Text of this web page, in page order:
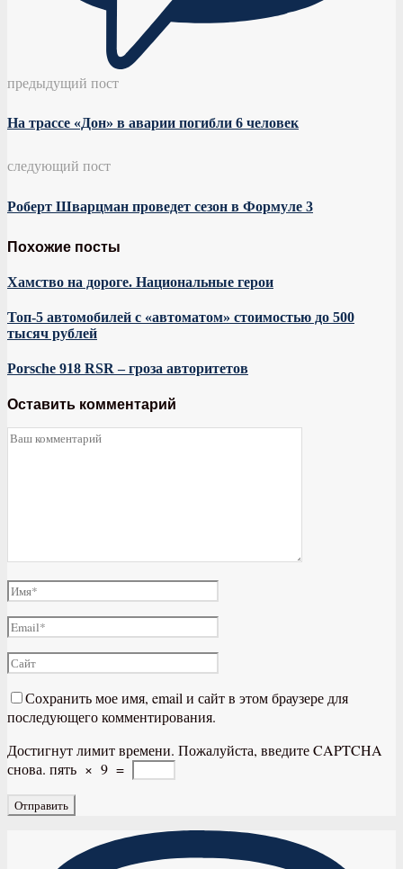
предыдущий пост
На трассе «Дон» в аварии погибли 6 человек
следующий пост
Роберт Шварцман проведет сезон в Формуле 3
Похожие посты
Хамство на дороге. Национальные герои
Топ-5 автомобилей с «автоматом» стоимостью до 500
тысяч рублей
Porsche 918 RSR – гроза авторитетов
Оставить комментарий
Сохранить мое имя, email и сайт в этом браузере для
последующего комментирования.
Достигнут лимит времени. Пожалуйста, введите CAPTCHA
снова. пять × 9 =